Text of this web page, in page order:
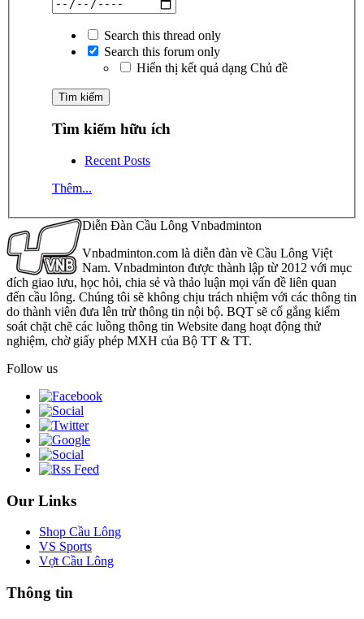
Search this thread only
Search this forum only
Hiển thị kết quả dạng Chủ đề
Tìm kiếm hữu ích
Recent Posts
Thêm...
Diễn Đàn Cầu Lông Vnbadminton
Vnbadminton.com là diễn đàn về Cầu Lông Việt
Nam. Vnbadminton được thành lập từ 2012 với mục
đích giao lưu, học hỏi, chia sẻ và thảo luận mọi vấn đề liên quan
đến cầu lông. Chúng tôi sẽ không chịu trách nhiệm với các thông tin
do thành viên đưa lên trừ thông tin nội bộ. BQT sẽ cố gắng kiểm
soát chặt chẽ các luồng thông tin Website đang hoạt động thử
nghiệm, chờ giấy phép MXH của Bộ TT & TT.
Follow us
Our Links
Shop Cầu Lông
VS Sports
Vợt Cầu Lông
Thông tin